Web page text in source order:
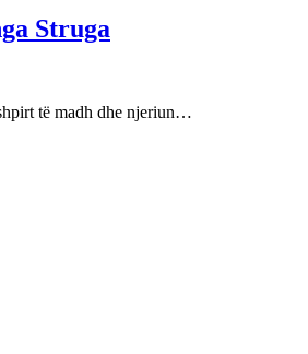
Struga
të madh dhe njeriun…